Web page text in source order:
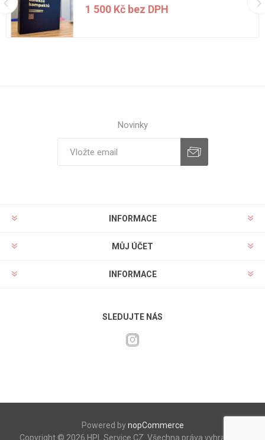
1 500 Kč bez DPH
Novinky
INFORMACE
MŮJ ÚČET
INFORMACE
SLEDUJTE NÁS
Powered bynopCommerce
Copyright © 2026 HPL Service CZ. Všechna práva vyhrazena.